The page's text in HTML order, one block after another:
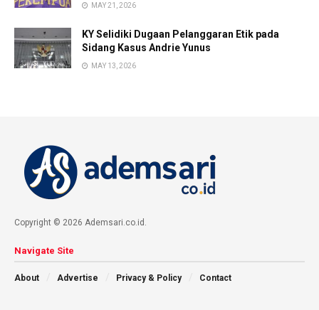
MAY 21, 2026
KY Selidiki Dugaan Pelanggaran Etik pada
Sidang Kasus Andrie Yunus
MAY 13, 2026
Copyright © 2026 Ademsari.co.id.
Navigate Site
About Advertise Privacy & Policy Contact